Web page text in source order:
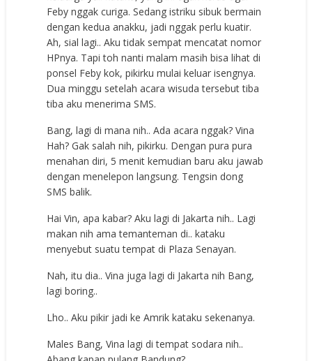
Feby nggak curiga. Sedang istriku sibuk bermain
dengan kedua anakku, jadi nggak perlu kuatir.
Ah, sial lagi.. Aku tidak sempat mencatat nomor
HPnya. Tapi toh nanti malam masih bisa lihat di
ponsel Feby kok, pikirku mulai keluar isengnya.
Dua minggu setelah acara wisuda tersebut tiba
tiba aku menerima SMS.
Bang, lagi di mana nih.. Ada acara nggak? Vina
Hah? Gak salah nih, pikirku. Dengan pura pura
menahan diri, 5 menit kemudian baru aku jawab
dengan menelepon langsung. Tengsin dong
SMS balik.
Hai Vin, apa kabar? Aku lagi di Jakarta nih.. Lagi
makan nih ama temanteman di.. kataku
menyebut suatu tempat di Plaza Senayan.
Nah, itu dia.. Vina juga lagi di Jakarta nih Bang,
lagi boring..
Lho.. Aku pikir jadi ke Amrik kataku sekenanya.
Males Bang, Vina lagi di tempat sodara nih..